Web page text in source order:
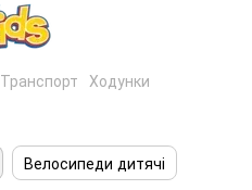
Транспорт Ходунки
Велосипеди дитячі